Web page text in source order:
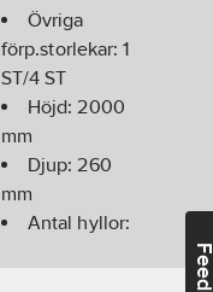
Övriga
förp.storlekar:1
ST/4 ST
Höjd:2000
mm
Djup:260
mm
Antal hyllor: